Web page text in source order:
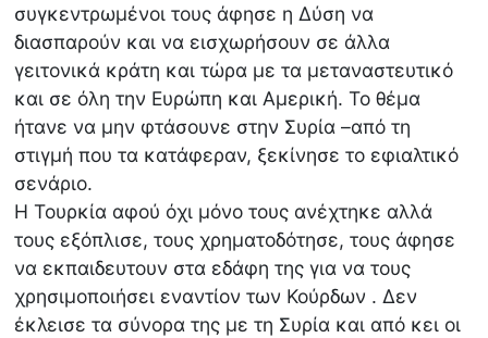
συγκεντρωμένοι τους άφησε η Δύση να
διασπαρούν και να εισχωρήσουν σε άλλα
γειτονικά κράτη και τώρα με τα μεταναστευτικό
και σε όλη την Ευρώπη και Αμερική. Το θέμα
ήτανε να μην φτάσουνε στην Συρία –από τη
στιγμή που τα κατάφεραν, ξεκίνησε το εφιαλτικό
σενάριο.
Η Τουρκία αφού όχι μόνο τους ανέχτηκε αλλά
τους εξόπλισε, τους χρηματοδότησε, τους άφησε
να εκπαιδευτουν στα εδάφη της για να τους
χρησιμοποιήσει εναντίον των Κούρδων . Δεν
έκλεισε τα σύνορα της με τη Συρία και από κει οι